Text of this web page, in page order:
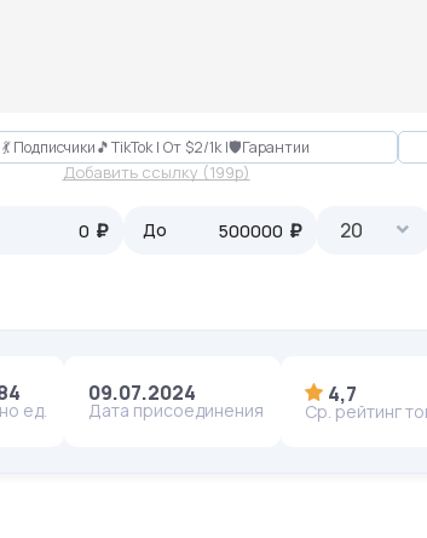
💃 Подписчики🎵TikTok | От $2/1k |🛡Гарантии
Добавить ссылку (199p)
₽ До ₽ 20
ед.
09.07.2024
Дата присоединения
4,7
Ср. рейтинг